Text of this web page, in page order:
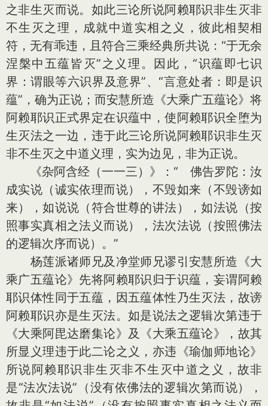
之非生灭而说。如此三论所说阿赖耶识非生灭非
不生灭之理，成就中道实相之义，彼此相契相
符，无有乖违，且符合三乘经典所共说：“于无余
涅槃中五蕴皆灭”之义理。因此，“识蕴即七识
界：谓眼等六识界及意界”、“言意处者：即是识
蕴”，确为正说；而安慧所造《大乘广五蕴论》将
阿赖耶识正式界定在识蕴中，使阿赖耶识全堕为
生灭法之一边，违于此三论所说阿赖耶识非生灭
非不生灭之中道义理，实为边见，非为正说。
《杂阿含经（一一三）》：“ 佛告罗陀：汝
成实说（诚实依理而说），不毁如来（不毁谤如
来），如说说（符合世尊的讲法），如法说（按
照事实真相之法义而说），法次法说（按照佛法
的逻辑次序而说）。”
杨莲派诸师兄及净堂师兄谬引安慧所造《大
乘广五蕴论》先将阿赖耶识归于识蕴，妄谓阿赖
耶识体性同于五蕴，因五蕴体性乃生灭法，故谤
阿赖耶识亦是生灭法。如是说法之逻辑次第违于
《大乘阿毘达磨集论》及《大乘五蕴论》，故其
所显义理违于此二论之义，亦违《瑜伽师地论》
所说阿赖耶识非生灭非不生灭中道之义，故非
是“法次法说”（没有依佛法的逻辑次第而说），